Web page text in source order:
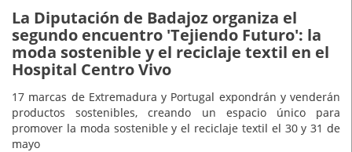
La Diputación de Badajoz organiza el
segundo encuentro 'Tejiendo Futuro': la
moda sostenible y el reciclaje textil en el
Hospital Centro Vivo
17 marcas de Extremadura y Portugal expondrán y venderán
productos sostenibles, creando un espacio único para
promover la moda sostenible y el reciclaje textil el 30 y 31 de
mayo